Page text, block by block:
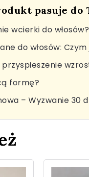
pasuje do
wcierki do włosów?
do włosów:
formę?
– Wyzwanie 30